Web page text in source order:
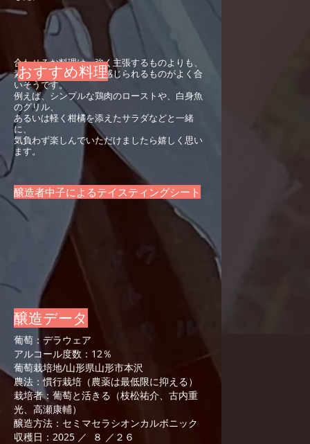
合わせるお料理は、強く主張するものよりも、
素材の味わいが素直に感じられるものがよく合
いそうです。
例えば、シンプルな鶏肉のローストや、白身魚
のグリル、
あるいは軽く柑橘を添えたサラダなどと一緒
に、
気負わず楽しんでいただけましたら嬉しく思い
ます。
​おすすめ料理
​醸造者中子によるテイスティングシート
​醸造データ
葡萄：デラウェア
アルコール度数：12％
葡萄栽培地/山形県山形市本沢
農法：慣行栽培（農薬は最低限に抑える）
栽培者：葡萄と活きる（枝松祐介、古内重
光、高瀬康輔）
醸造方法：セミマセラシオンカルボニック
収穫日：2025 ／ ８ ／２６